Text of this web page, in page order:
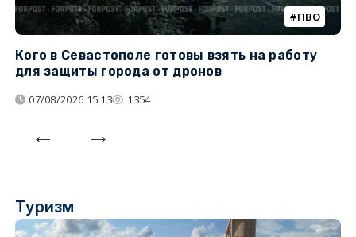
ПВО
Кого в Севастополе готовы взять на работу
для защиты города от дронов
07/08/2026 15:13 1354
Туризм